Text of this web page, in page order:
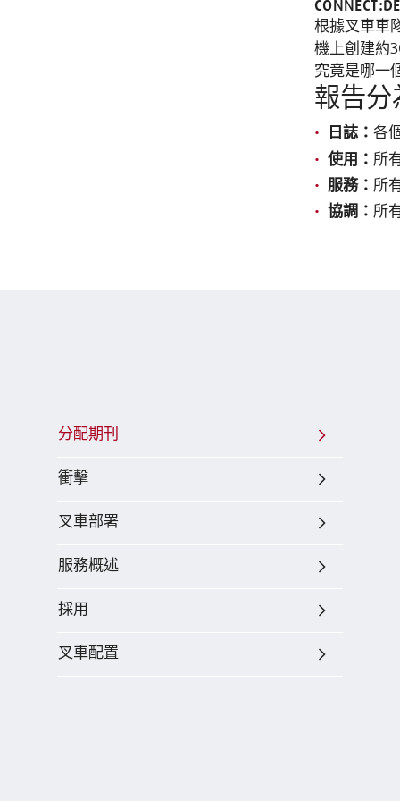
根據叉車車
機上創建約
究竟是哪一
報告分
日誌： 各
使用： 所
服務： 所
協調： 所
分配期刊
衝擊
叉車部署
服務概述
採用
叉車配置